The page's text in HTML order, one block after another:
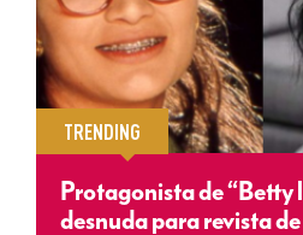
TRENDING
Protagonista de “Betty
desnuda para revista